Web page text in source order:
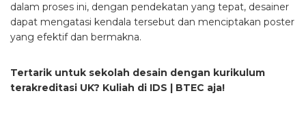
dalam proses ini, dengan pendekatan yang tepat, desainer
dapat mengatasi kendala tersebut dan menciptakan poster
yang efektif dan bermakna.
Tertarik untuk sekolah desain dengan kurikulum
terakreditasi UK? Kuliah di IDS | BTEC aja!